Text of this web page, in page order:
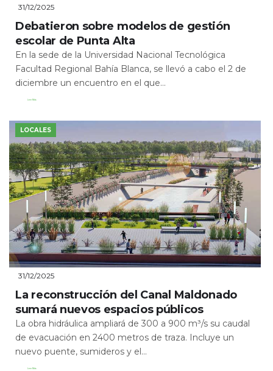
31/12/2025
Debatieron sobre modelos de gestión
escolar de Punta Alta
En la sede de la Universidad Nacional Tecnológica
Facultad Regional Bahía Blanca, se llevó a cabo el 2 de
diciembre un encuentro en el que...
Leer Más
LOCALES
31/12/2025
La reconstrucción del Canal Maldonado
sumará nuevos espacios públicos
La obra hidráulica ampliará de 300 a 900 m³/s su caudal
de evacuación en 2400 metros de traza. Incluye un
nuevo puente, sumideros y el...
Leer Más